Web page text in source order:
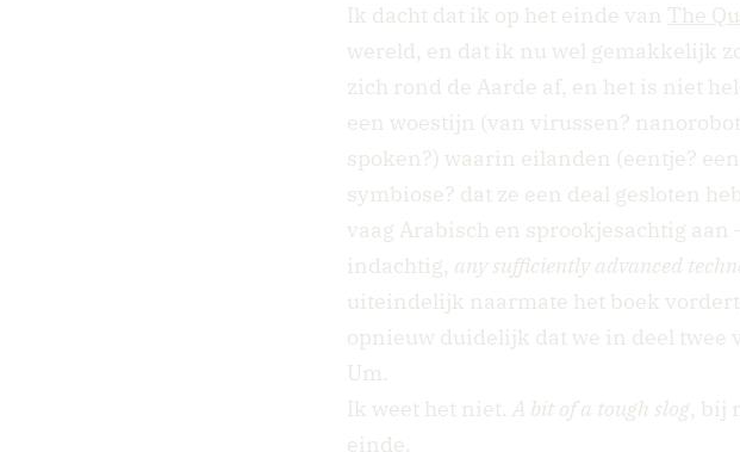
Ik dacht dat ik op het einde van The
wereld, en dat ik nu wel gemakkelijk
zich rond de Aarde af, en het is niet
een woestijn (van virussen?
spoken?) waarin eilanden (eentje?
symbiose? dat ze een deal gesloten
vaag Arabisch en sprookjesachtig
indachtig, any sufficiently advanced
uiteindelijk naarmate het boek
opnieuw duidelijk dat we in deel twee
Um.
Ik weet het niet.A bit of a tough slog, bij
einde.